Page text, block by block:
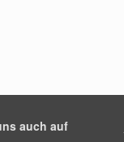
auch auf